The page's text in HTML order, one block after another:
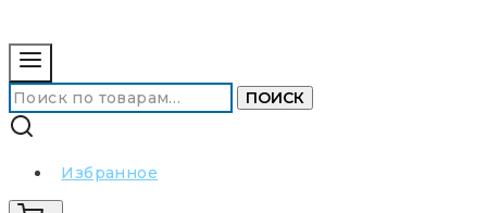
Искать: ПОИСК
Избранное